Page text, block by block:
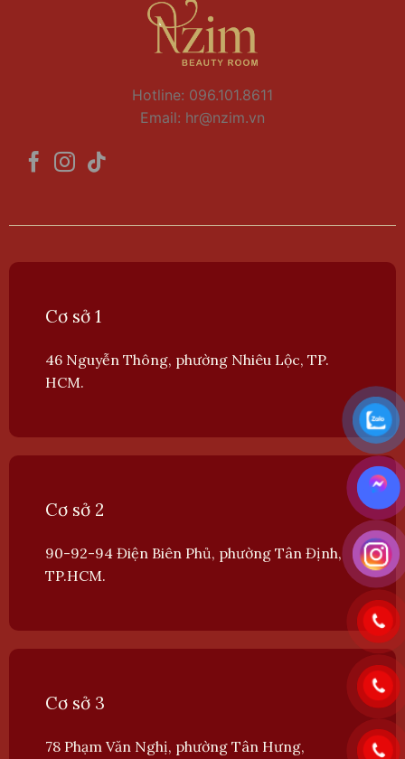
Hotline: 096.101.8611
Email: hr@nzim.vn
Cơ sở 1
46 Nguyễn Thông, phường Nhiêu Lộc, TP.
HCM.
Cơ sở 2
90-92-94 Điện Biên Phủ, phường Tân Định,
TP.HCM.
Cơ sở 3
78 Phạm Văn Nghị, phường Tân Hưng,